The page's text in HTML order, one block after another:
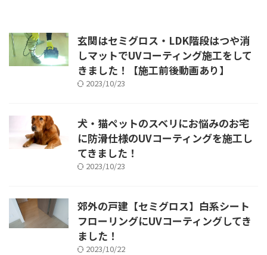
玄関はセミグロス・LDK階段はつや消
しマットでUVコーティング施工をして
きました！【施工前後動画あり】
2023/10/23
犬・猫ペットのスベリにお悩みのお宅
に防滑仕様のUVコーティングを施工し
てきました！
2023/10/23
郊外の戸建【セミグロス】白系シート
フローリングにUVコーティングしてき
ました！
2023/10/22